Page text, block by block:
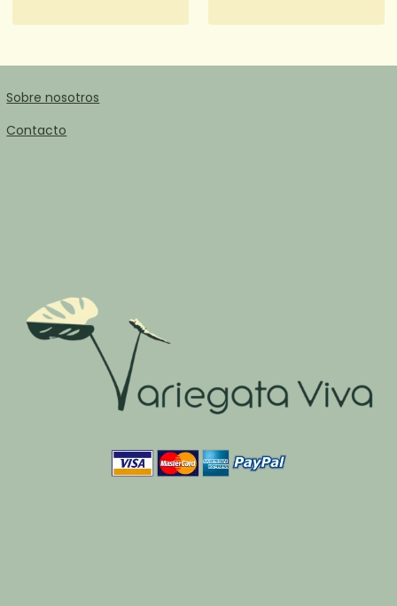
Sobre nosotros
Contacto